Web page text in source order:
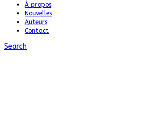
À propos
Nouvelles
Auteurs
Contact
Search